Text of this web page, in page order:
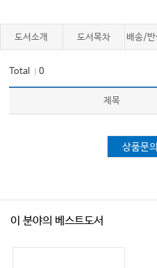
❶ 피부발진에 대한 접근 │ 381
❸ 전염성 농가진 │ 386
❻ 포도상구균성 열상양피부증후군 │
도서소개 도서목차 배송/
Total ｜0
제목
상품문
이 분야의 베스트도서